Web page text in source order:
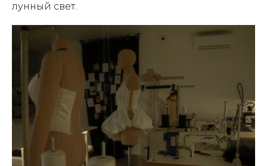
лунный свет.